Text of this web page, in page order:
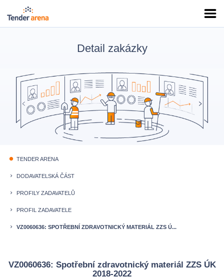
Detail zakázky
fiber_manual_record TENDER ARENA
keyboard_arrow_right DODAVATELSKÁ ČÁST
keyboard_arrow_right PROFILY ZADAVATELŮ
keyboard_arrow_right PROFIL ZADAVATELE
keyboard_arrow_right VZ0060636: SPOTŘEBNÍ ZDRAVOTNICKÝ MATERIÁL ZZS Ú...
VZ0060636: Spotřební zdravotnický materiál ZZS ÚK
2018-2022